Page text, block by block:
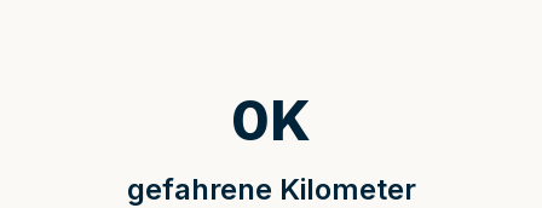
gefahrene Kilometer
0K